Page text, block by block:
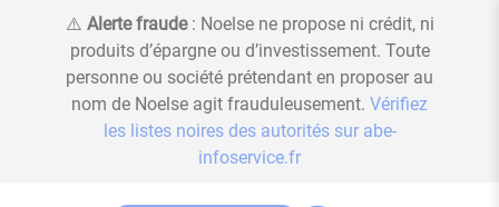
⚠️ Alerte fraude: Noelse ne propose ni crédit, ni
produits d’épargne ou d’investissement. Toute
personne ou société prétendant en proposer au
nom de Noelse agit frauduleusement. Vérifiez
les listes noires des autorités sur abe-
infoservice.fr